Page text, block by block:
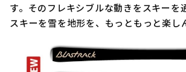
す。そのフレキシブルな動きをスキーを
スキーを雪を地形を、もっともっと楽し